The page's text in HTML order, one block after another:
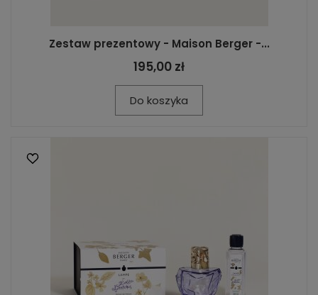
Zestaw prezentowy - Maison Berger -...
195,00 zł
Do koszyka